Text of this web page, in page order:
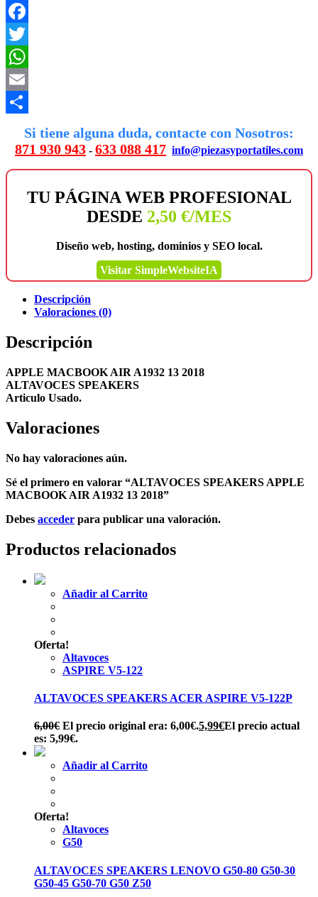
Facebook
Twitter
WhatsApp
Email
Si tiene alguna duda, contacte con Nosotros:
871 930 943 - 633 088 417 info@piezasyportatiles.com
TU PÁGINA WEB PROFESIONAL
DESDE 2,50 €/MES
Diseño web, hosting, dominios y SEO local.
Visitar SimpleWebsiteIA
Descripción
Valoraciones (0)
Descripción
APPLE MACBOOK AIR A1932 13 2018
ALTAVOCES SPEAKERS
Articulo Usado.
Valoraciones
No hay valoraciones aún.
Sé el primero en valorar “ALTAVOCES SPEAKERS APPLE
MACBOOK AIR A1932 13 2018”
Debes acceder para publicar una valoración.
Productos relacionados
Añadir al Carrito
Oferta!
Altavoces
ASPIRE V5-122
ALTAVOCES SPEAKERS ACER ASPIRE V5-122P
6,00€ El precio original era: 6,00€.5,99€El precio actual
es: 5,99€.
Añadir al Carrito
Oferta!
Altavoces
G50
ALTAVOCES SPEAKERS LENOVO G50-80 G50-30
G50-45 G50-70 G50 Z50